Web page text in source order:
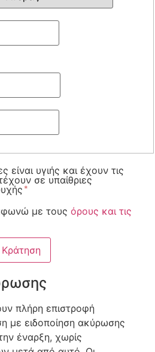
είναι υγιής και έχουν τις
σε υπαίθριες
με τους όρους και τις
πλήρη επιστροφή
με ειδοποίηση ακύρωσης
έναρξη, χωρίς